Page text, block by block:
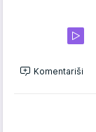
Komentariši